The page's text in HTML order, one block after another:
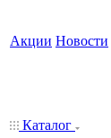
Акции Новости
Каталог